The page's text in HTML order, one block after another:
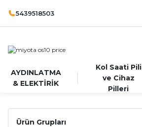
5439518503
AYDINLATMA
& ELEKTİRİK
Kol Saati Pili
ve Cihaz
Pilleri
Ürün Grupları